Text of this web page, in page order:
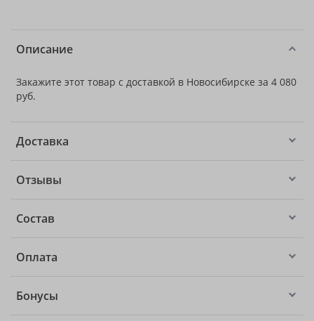
Описание
Закажите этот товар с доставкой в Новосибирске за 4 080
руб.
Доставка
Отзывы
Состав
Оплата
Бонусы